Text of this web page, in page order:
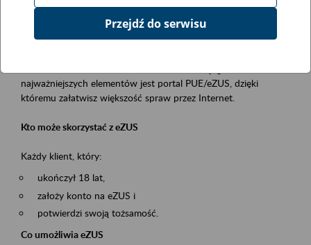
Opis wydarzenia
Platforma Usług Elektronicznych ZUS eZUS
najważniejszych elementów jest portal PUE/eZUS, dzięki
któremu załatwisz większość spraw przez Internet.
Kto może skorzystać z eZUS
Każdy klient, który:
ukończył 18 lat,
założy konto na eZUS i
potwierdzi swoją tożsamość.
Co umożliwia eZUS
Przejdź do serwisu